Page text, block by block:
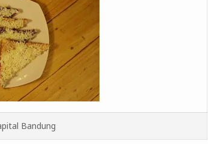
Bandung